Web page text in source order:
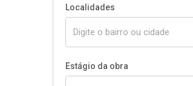
Localidades
Estágio da obra